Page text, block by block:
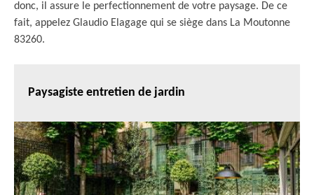
donc, il assure le perfectionnement de votre paysage. De ce
fait, appelez Glaudio Elagage qui se siège dans La Moutonne
83260.
Paysagiste entretien de jardin